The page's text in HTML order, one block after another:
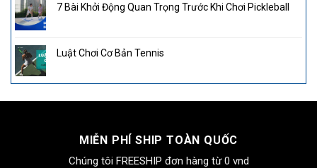
7 Bài Khởi Động Quan Trọng Trước Khi Chơi Pickleball
Luật Chơi Cơ Bản Tennis
MIỄN PHÍ SHIP TOÀN QUỐC
Chúng tôi FREESHIP đơn hàng từ 0 vnd